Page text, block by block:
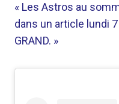
« Les Astros au
dans un article lundi
GRAND. »